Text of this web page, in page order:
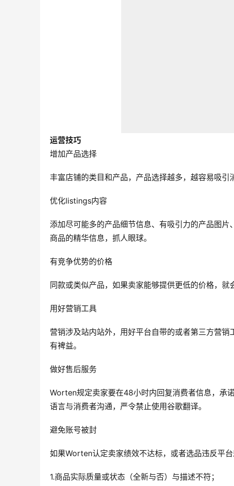
运营技巧
增加产品选择
丰富店铺的类目和产品，产品选择越多，越容易吸引
优化listings内容
添加尽可能多的产品细节信息、有吸引力的产品图
商品的精华信息，抓人眼球。
有竞争优势的价格
同款或类似产品，如果卖家能够提供更低的价格，就
用好营销工具
营销涉及站内站外，用好平台自带的或者第三方营
有裨益。
做好售后服务
Worten规定卖家要在48小时内回复消费者信息，承
语言与消费者沟通，严令禁止使用谷歌翻译。
避免账号被封
如果Worten认定卖家绩效不达标，或者选品违反平
1.商品实际质量或状态（全新与否）与描述不符；